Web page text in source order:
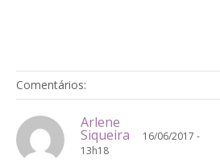
Comentários:
Arlene
Siqueira
16/06/2017 -
13h18